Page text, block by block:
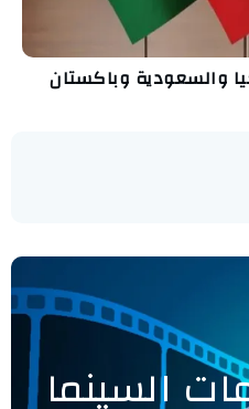
والسعودية وباكستان
السينما